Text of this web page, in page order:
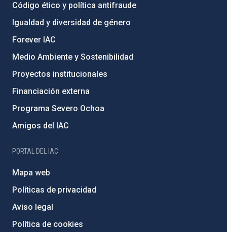
Código ético y política antifraude
Igualdad y diversidad de género
Forever IAC
Medio Ambiente y Sostenibilidad
Proyectos institucionales
Financiación externa
Programa Severo Ochoa
Amigos del IAC
PORTAL DEL IAC
Mapa web
Políticas de privacidad
Aviso legal
Política de cookies